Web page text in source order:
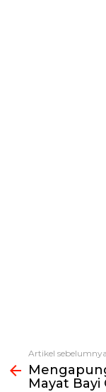
Lihat
selengkapnya
Artikel sebelumnya
Mayat